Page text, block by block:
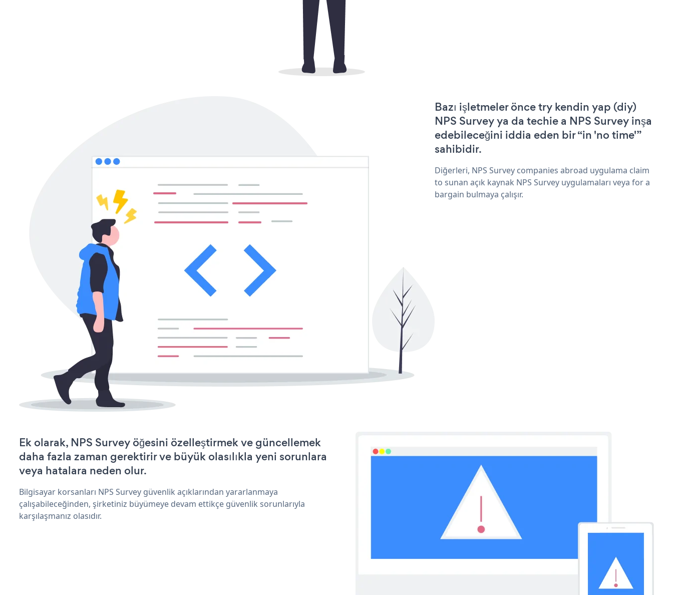
Bazı işletmeler önce try kendin yap (diy)
NPS Survey ya da techie a NPS Survey inşa
edebileceğini iddia eden bir “in 'no time'”
sahibidir.
Diğerleri, NPS Survey companies abroad uygulama claim
to sunan açık kaynak NPS Survey uygulamaları veya for a
bargain bulmaya çalışır.
Ek olarak, NPS Survey öğesini özelleştirmek ve güncellemek
daha fazla zaman gerektirir ve büyük olasılıkla yeni sorunlara
veya hatalara neden olur.
Bilgisayar korsanları NPS Survey güvenlik açıklarından yararlanmaya
çalışabileceğinden, şirketiniz büyümeye devam ettikçe güvenlik sorunlarıyla
karşılaşmanız olasıdır.